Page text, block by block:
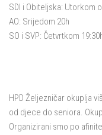
SDI i Obiteljska: Utorkom
AO: Srijedom 20h
SO i SVP: Četvrtkom
HPD Željezničar okuplja
od djece do seniora.
Organizirani smo po